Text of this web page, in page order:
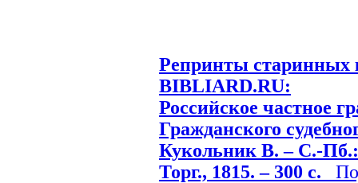
Репринты старинных
BIBLIARD.RU:
Российское частное
Гражданского
Кукольник В. – С.-
Торг., 1815. – 300 с.